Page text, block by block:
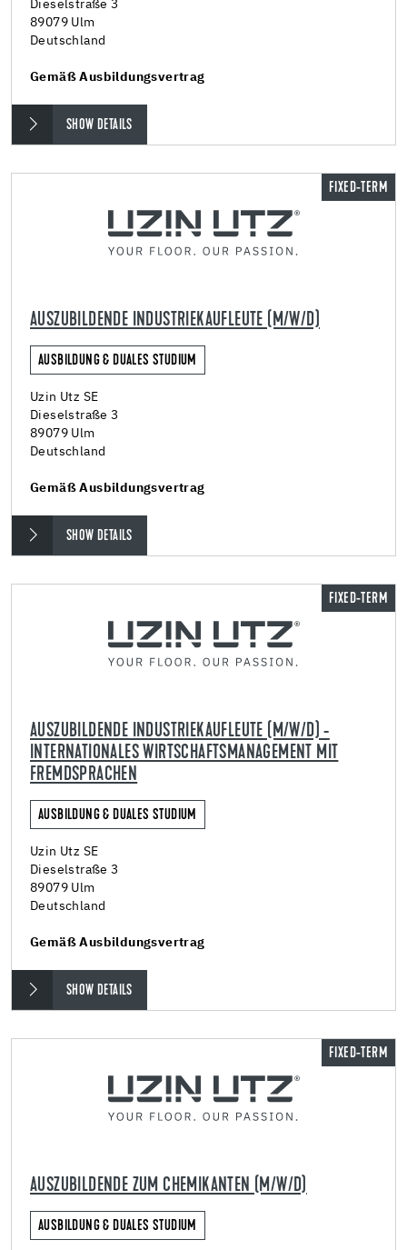
Dieselstraße 3
89079 Ulm
Deutschland
Gemäß Ausbildungsvertrag
SHOW DETAILS
FIXED-TERM
AUSZUBILDENDE INDUSTRIEKAUFLEUTE (M/W/D)
AUSBILDUNG & DUALES STUDIUM
Uzin Utz SE
Dieselstraße 3
89079 Ulm
Deutschland
Gemäß Ausbildungsvertrag
SHOW DETAILS
FIXED-TERM
AUSZUBILDENDE INDUSTRIEKAUFLEUTE (M/W/D) -
INTERNATIONALES WIRTSCHAFTSMANAGEMENT MIT
FREMDSPRACHEN
AUSBILDUNG & DUALES STUDIUM
Uzin Utz SE
Dieselstraße 3
89079 Ulm
Deutschland
Gemäß Ausbildungsvertrag
SHOW DETAILS
FIXED-TERM
AUSZUBILDENDE ZUM CHEMIKANTEN (M/W/D)
AUSBILDUNG & DUALES STUDIUM